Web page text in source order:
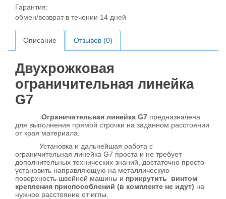
Гарантия:
обмен/возврат в течении 14 дней
Описание Отзывов (0)
Двухрожковая
ограничительная линейка
G7
Ограничительная линейка G7 предназначена
для выполнения прямой строчки на заданном расстоянии
от края материала.
Установка и дальнейшая работа с
ограничительная линейка G7 проста и не требует
дополнительных технических знаний, достаточно просто
установить направляющую на металлическую
поверхность швейной машины и прикрутить винтом
крепления приспособлений (в комплекте не идут) на
нужное расстояние от иглы.